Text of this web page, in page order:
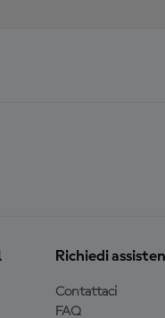
Richiedi
Contattaci
FAQ